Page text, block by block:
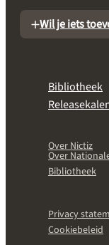
Wil je iets
Bibliotheek
Over Nictiz
Over
Bibliotheek
Privacy
Cookiebeleid